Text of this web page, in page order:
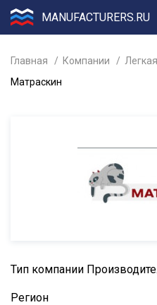
MANUFACTURERS.RU
Главная Компании
Матраскин
Тип компании
Регион